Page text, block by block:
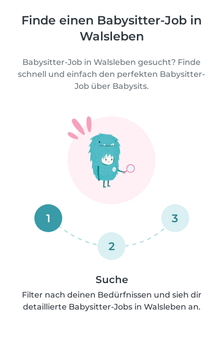
Finde einen Babysitter-Job in
Walsleben
Babysitter-Job in Walsleben gesucht? Finde
schnell und einfach den perfekten Babysitter-
Job über Babysits.
1
2
3
Suche
Filter nach deinen Bedürfnissen und sieh dir
detaillierte Babysitter-Jobs in Walsleben an.